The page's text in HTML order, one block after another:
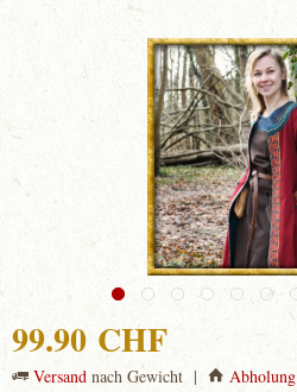
99.90 CHF
Versandnach Gewicht | Abholung